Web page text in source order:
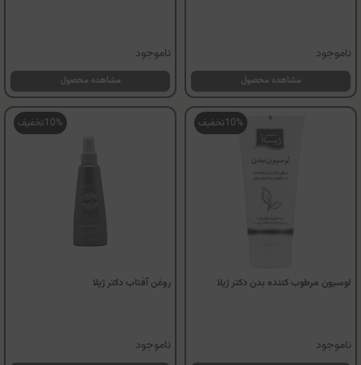
ناموجود
مشاهده محصول
ناموجود
مشاهده محصول
10%تخفیف
لوسیون مرطوب کننده بدن دکتر ژیلا
ناموجود
10%تخفیف
روغن آفتاب دکتر ژیلا
ناموجود